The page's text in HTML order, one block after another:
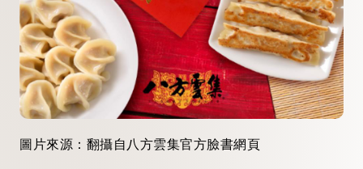
圖片來源：翻攝自八方雲集官方臉書網頁